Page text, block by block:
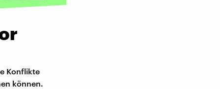
Konflikte
können.